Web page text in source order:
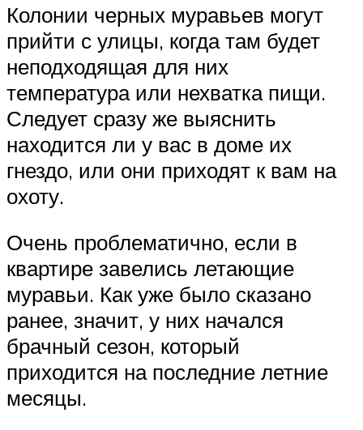
Колонии черных муравьев могут
прийти с улицы, когда там будет
неподходящая для них
температура или нехватка пищи.
Следует сразу же выяснить
находится ли у вас в доме их
гнездо, или они приходят к вам на
охоту.
Очень проблематично, если в
квартире завелись летающие
муравьи. Как уже было сказано
ранее, значит, у них начался
брачный сезон, который
приходится на последние летние
месяцы.